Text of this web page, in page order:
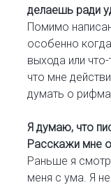
делаешь ради
Помимо
особенно
выхода или
что мне
думать о
Я думаю, что
Расскажи мне
Раньше я
меня с ума. Я